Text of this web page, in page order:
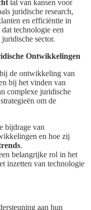
tal van kansen voor
juridische research,
en efficiëntie in
technologie een
sector.
Ontwikkelingen
de ontwikkeling van
bij het vinden van
complexe juridische
om de
bijdrage van
en hoe zij
.
belangrijke rol in het
inzetten van technologie
aan hun